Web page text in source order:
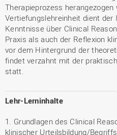
Therapieprozess herangezogen
Vertiefungslehreinheit dient der
Kenntnisse über Clinical
Praxis als auch der Reflexion
vor dem Hintergrund der
findet verzahnt mit der
statt.
Lehr-Lerninhalte
1. Grundlagen des Clinical
klinischer Urteilsbildung/